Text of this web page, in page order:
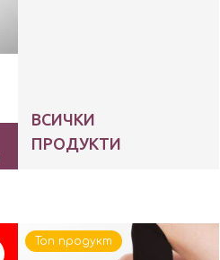
ВСИЧКИ
ПРОДУКТИ
Топ продукт